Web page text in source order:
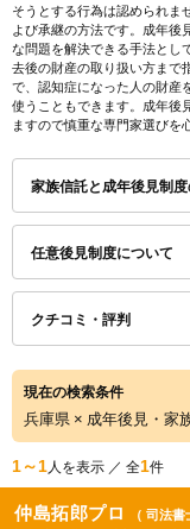
そうとする行為は認められま
よび承継の方法です。成年後
な問題を解決できる手法とし
去後の財産の取り扱い方まで
で、認知症になった人の財産
使うこともできます。成年後
ますので慎重な専門家選びを
家族信託と成年後見制
任意後見制度について
クチコミ・評判
現在の検索条件
兵庫県 × 成年後見・家
1～1人を表示 ／ 全1件
仲島拓郎プロ
（ 司法書